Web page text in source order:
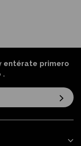
entérate primero
.